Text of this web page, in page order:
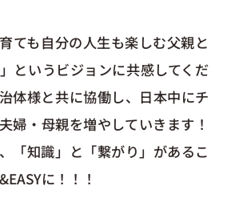
ても自分の人生も楽しむ父親と
というビジョンに共感してくだ
体様と共に協働し、日本中にチ
婦・母親を増やしていきます！
「知識」と「繋がり」があるこ
に！！！